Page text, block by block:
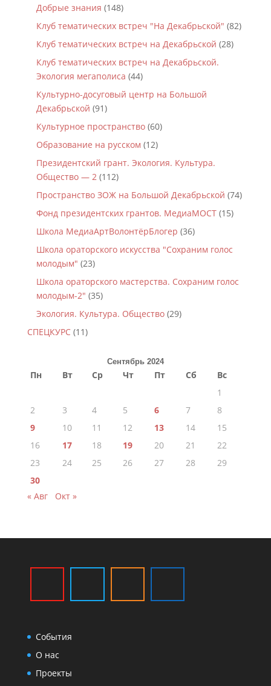
Добрые знания (148)
Клуб тематических встреч "На Декабрьской" (82)
Клуб тематических встреч на Декабрьской (28)
Клуб тематических встреч на Декабрьской.
Экология мегаполиса (44)
Культурно-досуговый центр на Большой
Декабрьской (91)
Культурное пространство(60)
Образование на русском (12)
Президентский грант. Экология. Культура.
Общество — 2(112)
Пространство ЗОЖ на Большой Декабрьской (74)
Фонд президентских грантов. МедиаМОСТ(15)
Школа МедиаАртВолонтёрБлогер (36)
Школа ораторского искусства "Сохраним голос
молодым" (23)
Школа ораторского мастерства. Сохраним голос
молодым-2" (35)
Экология. Культура. Общество(29)
СПЕЦКУРС(11)
Сентябрь 2024
Пн Вт Ср Чт Пт Сб
Вс
1
2
3 4 5 6 7
8
9
10 11 12 13 14
15
16
17 18 19 20 21
22
23
24 25 26 27 28
29
30
« Авг
Окт »
События
О нас
Проекты